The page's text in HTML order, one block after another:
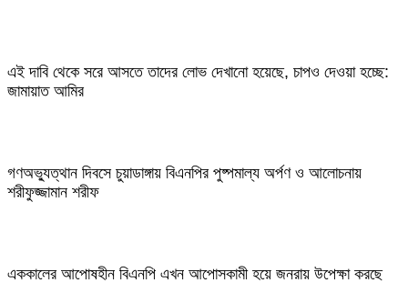
এই দাবি থেকে সরে আসতে তাদের লোভ দেখানো হয়েছে, চাপও দেওয়া হচ্ছে:
জামায়াত আমির
গণঅভ্যুত্থান দিবসে চুয়াডাঙ্গায় বিএনপির পুষ্পমাল্য অর্পণ ও আলোচনায়
শরীফুজ্জামান শরীফ
এককালের আপোষহীন বিএনপি এখন আপোসকামী হয়ে জনরায় উপেক্ষা করছে